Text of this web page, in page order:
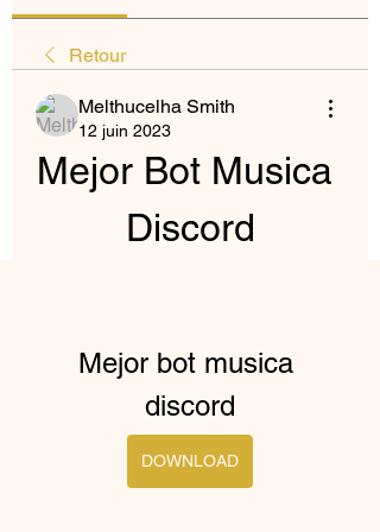
Retour
Melthucelha Smith
12 juin 2023
Mejor Bot Musica
Discord
Mejor bot musica
discord
DOWNLOAD